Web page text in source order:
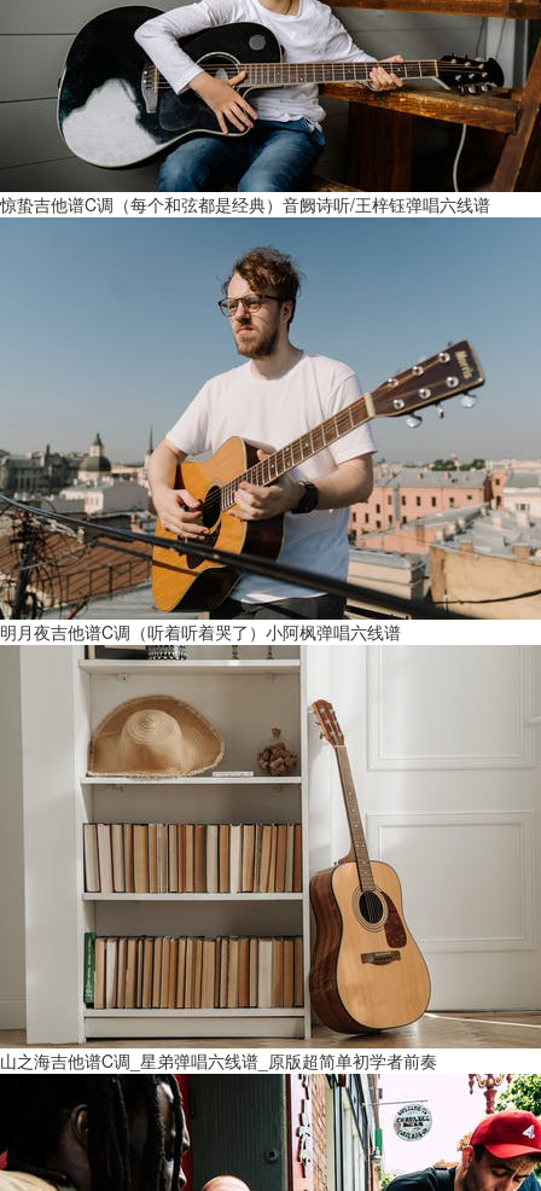
惊蛰吉他谱C调（每个和弦都是经典）音阙诗听/王梓钰弹唱六线谱
明月夜吉他谱C调（听着听着哭了）小阿枫弹唱六线谱
山之海吉他谱C调_星弟弹唱六线谱_原版超简单初学者前奏